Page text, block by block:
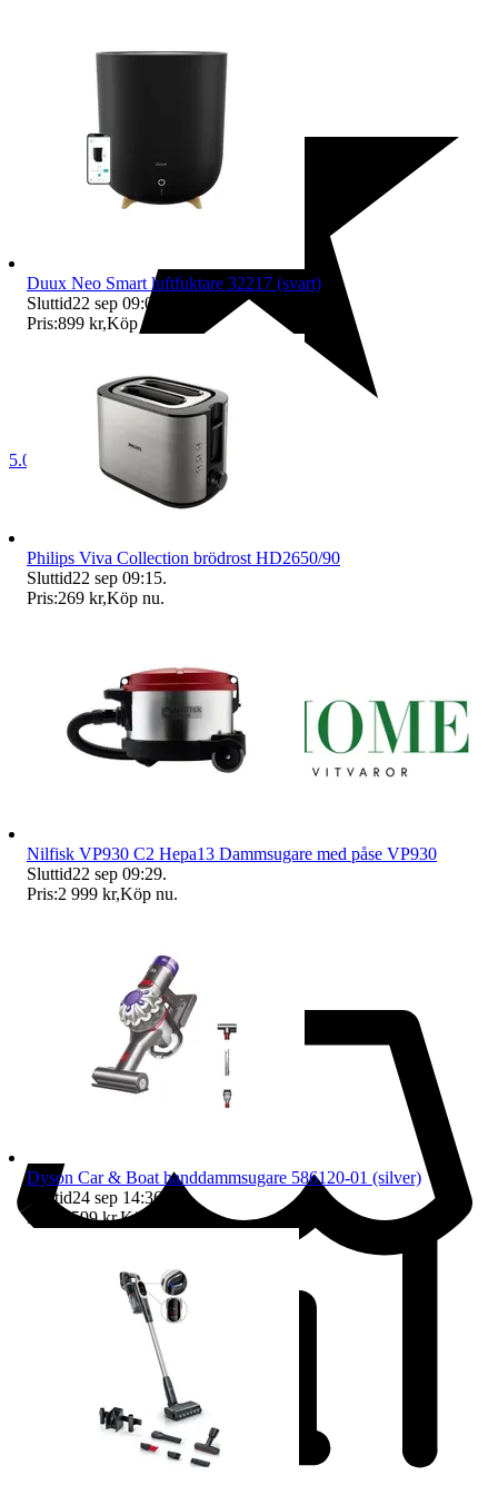
5.0
Duux Neo Smart luftfuktare 32217 (svart)
Sluttid22 sep 09:02
Pris:899 kr,Köp nu
Philips Viva Collection brödrost HD2650/90
Sluttid22 sep 09:15.
Pris:269 kr,Köp nu.
Nilfisk VP930 C2 Hepa13 Dammsugare med påse VP930
Sluttid22 sep 09:29.
Pris:2 999 kr,Köp nu.
Dyson Car & Boat handdammsugare 586120-01 (silver)
Sluttid24 sep 14:36
Pris:
2 599 kr,Köp nu